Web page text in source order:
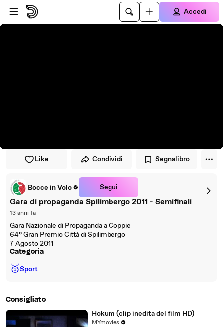
Vai al lettore
Passa al contenuto principale
Accedi
Like Condividi Segnalibro
Bocce in Volo Segui
Gara di propaganda Spilimbergo 2011 - Semifinali
13 anni fa
Gara Nazionale di Propaganda a Coppie
64° Gran Premio Città di Spilimbergo
7 Agosto 2011
Categoria
🥇Sport
Consigliato
Hokum (clip inedita del film HD)
MYmovies